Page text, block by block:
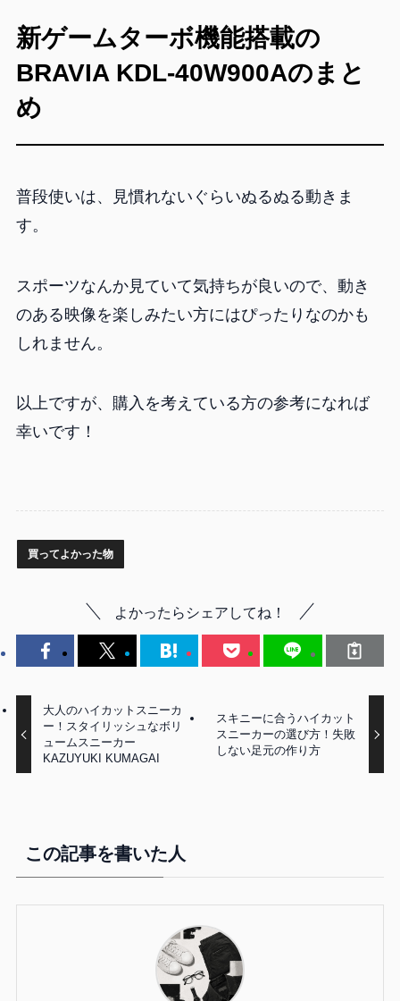
新ゲームターボ機能搭載の
BRAVIA KDL-40W900Aのまと
め
普段使いは、見慣れないぐらいぬるぬる動きま
す。
スポーツなんか見ていて気持ちが良いので、動き
のある映像を楽しみたい方にはぴったりなのかも
しれません。
以上ですが、購入を考えている方の参考になれば
幸いです！
買ってよかった物
よかったらシェアしてね！
大人のハイカットスニーカ
ー！スタイリッシュなボリ
ュームスニーカー
KAZUYUKI KUMAGAI
スキニーに合うハイカット
スニーカーの選び方！失敗
しない足元の作り方
この記事を書いた人